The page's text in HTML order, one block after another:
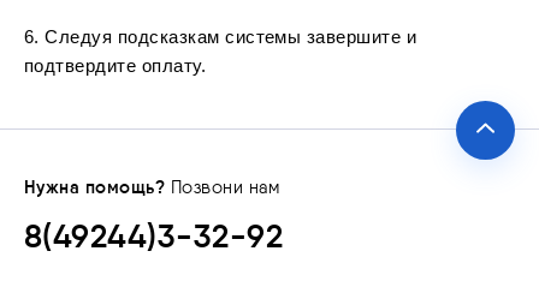
6. Следуя подсказкам системы завершите и
подтвердите оплату.
Нужна помощь? Позвони нам
8(49244)3-32-92